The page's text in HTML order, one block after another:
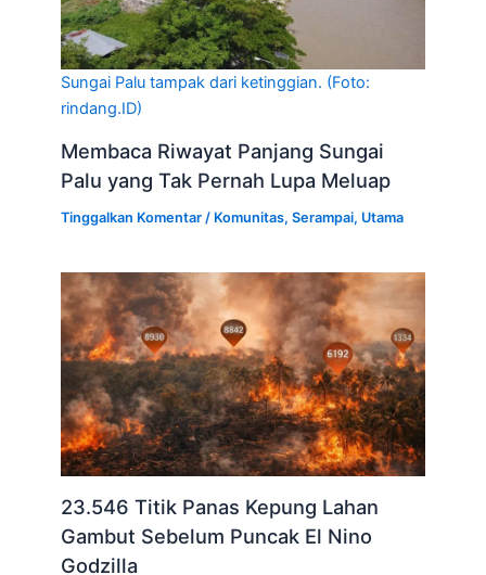
Sungai Palu tampak dari ketinggian. (Foto:
rindang.ID)
Membaca Riwayat Panjang Sungai
Palu yang Tak Pernah Lupa Meluap
Tinggalkan Komentar / Komunitas,Serampai, Utama
23.546 Titik Panas Kepung Lahan
Gambut Sebelum Puncak El Nino
Godzilla